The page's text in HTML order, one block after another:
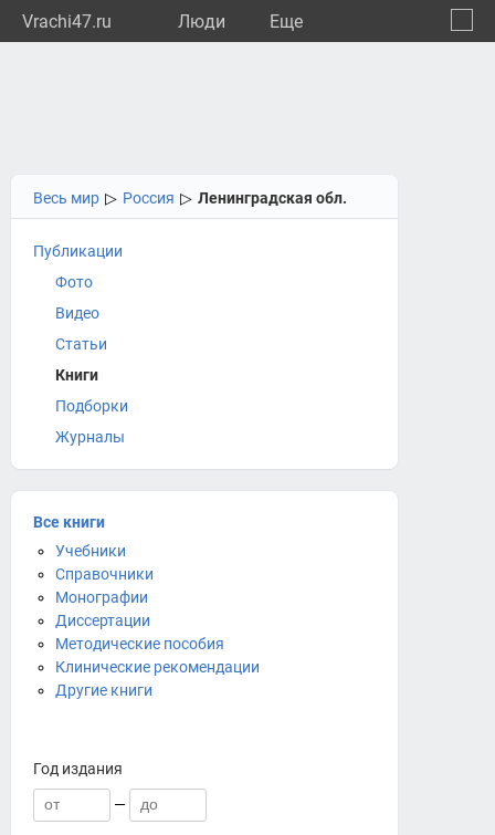
Vrachi47.ru Люди Eще
Весь мир ▷ Россия ▷ Ленинградская обл.
Публикации
Фото
Видео
Статьи
Книги
Подборки
Журналы
Все книги
Учебники
Справочники
Монографии
Диссертации
Методические пособия
Клинические рекомендации
Другие книги
Год издания
—